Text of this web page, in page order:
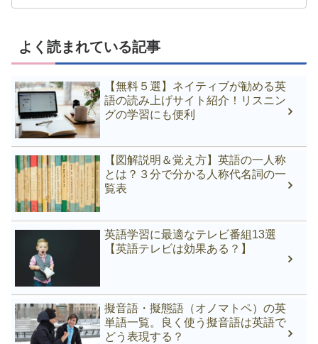
よく読まれている記事
【無料５選】ネイティブが勧める英
語の読み上げサイト紹介！リスニン
グの学習にも便利
【図解説明＆覚え方】英語の一人称
とは？３分で分かる人称代名詞の一
覧表
英語学習に最適なテレビ番組13選
【英語テレビは効果ある？】
擬音語・擬態語（オノマトペ）の英
単語一覧。良く使う擬音語は英語で
どう表現する？